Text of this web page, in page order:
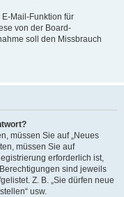
Mail-Funktion für
von der Board-
soll den Missbrauch
müssen Sie auf „Neues
müssen Sie auf
erforderlich ist,
sind jeweils
Z. B. „Sie dürfen neue
usw.